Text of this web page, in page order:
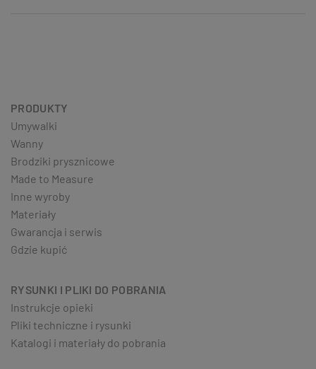
PRODUKTY
Umywalki
Wanny
Brodziki prysznicowe
Made to Measure
Inne wyroby
Materiały
Gwarancja i serwis
Gdzie kupić
RYSUNKI I PLIKI DO POBRANIA
Instrukcje opieki
Pliki techniczne i rysunki
Katalogi i materiały do pobrania